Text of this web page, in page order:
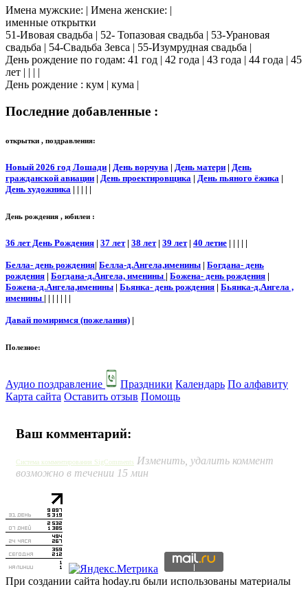
Имена мужские: | Имена женские: |
именные открытки
51-Ивовая свадьба | 52- Топазовая свадьба | 53-Урановая
свадьба | 54-Свадьба Зевса | 55-Изумрудная свадьба |
День рождение по годам: 41 год | 42 года | 43 года | 44 года | 45
лет | | | |
День рождение : кум | кума |
Последние добавленные :
открытки , поздравления:
Новый 2026 год Лошади | День ворчуна | День матери | День
гражданской авиации | День проектировщика | День пьяного ёжика |
День художника | | | | |
День рождения , юбилеи :
36 лет День Рождения | 37 лет| 38 лет| 39 лет| 40 летие | | | | |
Белла- день рождения| Белла-д.Ангела,именины | Богдана- день
рождения | Богдана-д.Ангела, именины | Божена- день рождения |
Божена-д.Ангела,именины | Бьянка- день рождения | Бьянка-д.Ангела ,
именины | | | | | | |
Давай помиримся (пожелания) |
Полезное:
Аудио поздравление Праздники Календарь По алфавиту
Карта сайта Оставить отзыв Помощь
Ваш комментарий:
Система комментирования SigComments Изменить, удалить коммент
возможно в течении 15 мин
При создании сайта hoday.ru были использованы материалы